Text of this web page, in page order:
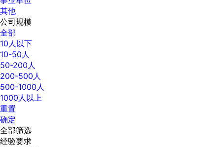
其他
公司规模
全部
10人以下
10-50人
50-200人
200-500人
500-1000人
1000人以上
重置
确定
全部筛选
经验要求